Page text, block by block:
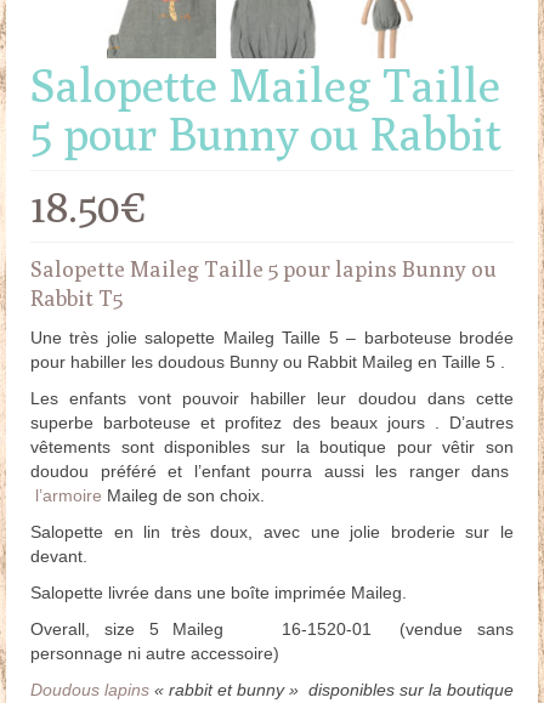
Salopette Maileg Taille
5 pour Bunny ou Rabbit
18.50€
Salopette Maileg Taille 5 pour lapins Bunny ou
Rabbit T5
Une très jolie salopette Maileg Taille 5 – barboteuse brodée
pour habiller les doudous Bunny ou Rabbit Maileg en Taille 5 .
Les enfants vont pouvoir habiller leur doudou dans cette
superbe barboteuse et profitez des beaux jours . D’autres
vêtements sont disponibles sur la boutique pour vêtir son
doudou préféré et l’enfant pourra aussi les ranger dans
l’armoire Maileg de son choix.
Salopette en lin très doux, avec une jolie broderie sur le
devant.
Salopette livrée dans une boîte imprimée Maileg.
Overall, size 5 Maileg 16-1520-01 (vendue sans
personnage ni autre accessoire)
Doudous lapins « rabbit et bunny » disponibles sur la boutique